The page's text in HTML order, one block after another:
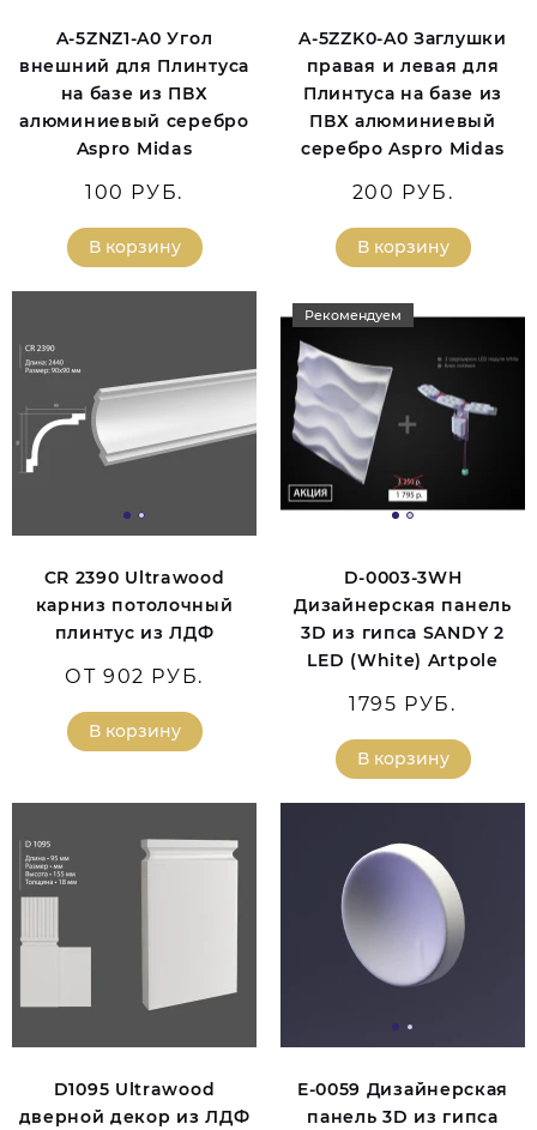
A-5ZNZ1-A0 Угол
внешний для Плинтуса
на базе из ПВХ
алюминиевый серебро
Aspro Midas
100 РУБ.
В корзину
A-5ZZK0-A0 Заглушки
правая и левая для
Плинтуса на базе из
ПВХ алюминиевый
серебро Aspro Midas
200 РУБ.
В корзину
CR 2390 Ultrawood
карниз потолочный
плинтус из ЛДФ
ОТ 902 РУБ.
В корзину
Рекомендуем
D-0003-3WH
Дизайнерская панель
3D из гипса SANDY 2
LED (White) Artpole
1795 РУБ.
В корзину
D1095 Ultrawood
дверной декор из ЛДФ
E-0059 Дизайнерская
панель 3D из гипса